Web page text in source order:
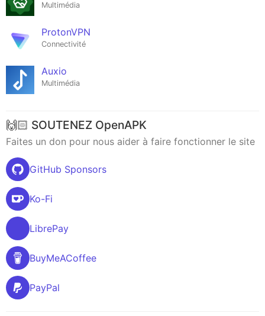
Multimédia
ProtonVPN
Connectivité
Auxio
Multimédia
🙌🏻 SOUTENEZ OpenAPK
Faites un don pour nous aider à faire fonctionner le site
GitHub Sponsors
Ko-Fi
LibrePay
BuyMeACoffee
PayPal